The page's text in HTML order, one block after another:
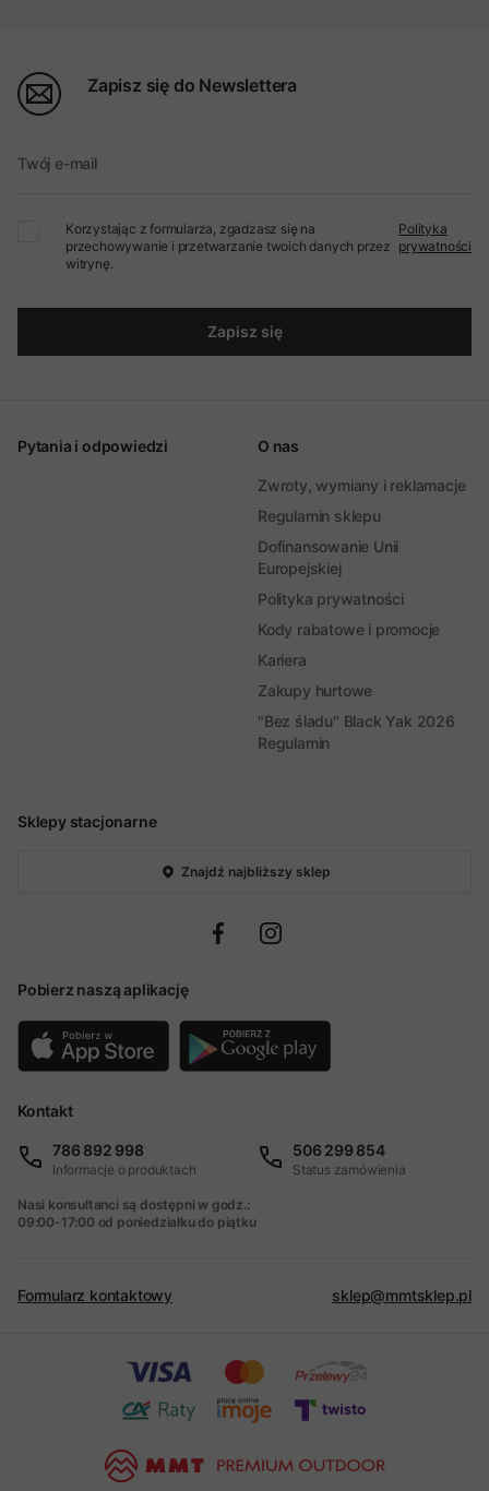
Zapisz się do Newslettera
Twój e-mail
Korzystając z formularza, zgadzasz się na
przechowywanie i przetwarzanie twoich danych przez
witrynę.
Polityka
prywatności
Zapisz się
Sklepy stacjonarne
Znajdź najbliższy sklep
Pobierz naszą aplikację
Pytania i odpowiedzi O nas
Zwroty, wymiany i reklamacje
Regulamin sklepu
Dofinansowanie Unii
Europejskiej
Polityka prywatności
Kody rabatowe i promocje
Kariera
Zakupy hurtowe
"Bez śladu" Black Yak 2026
Regulamin
Kontakt
786 892 998
Informacje o produktach
506 299 854
Status zamówienia
Nasi konsultanci są dostępni w godz.:
09:00-17:00 od poniedziałku do piątku
Formularz kontaktowy sklep@mmtsklep.pl